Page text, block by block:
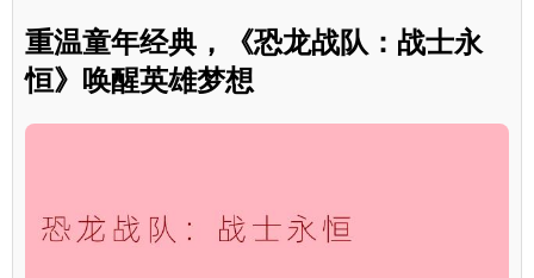
重温童年经典，《恐龙战队：战士永
恒》唤醒英雄梦想